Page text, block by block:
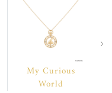
My Curious
World